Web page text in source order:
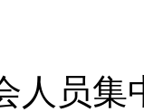
人员集